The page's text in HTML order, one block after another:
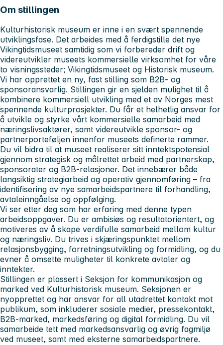
Om stillingen
Kulturhistorisk museum er inne i en svært spennende
utviklingsfase. Det arbeides med å ferdigstille det nye
Vikingtidsmuseet samtidig som vi forbereder drift og
videreutvikler museets kommersielle virksomhet for våre
to visningssteder; Vikingtidsmuseet og Historisk museum.
Vi har opprettet en ny, fast stilling som B2B- og
sponsoransvarlig. Stillingen gir en sjelden mulighet til å
kombinere kommersiell utvikling med et av Norges mest
spennende kulturprosjekter. Du får et helhetlig ansvar for
å utvikle og styrke vårt kommersielle samarbeid med
næringslivsaktører, samt videreutvikle sponsor- og
partnerporteføljen innenfor museets definerte rammer.
Du vil bidra til at museet realiserer sitt inntektspotensial
gjennom strategisk og målrettet arbeid med partnerskap,
sponsorater og B2B-relasjoner. Det innebærer både
langsiktig strategiarbeid og operativ gjennomføring – fra
identifisering av nye samarbeidspartnere til forhandling,
avtaleinngåelse og oppfølging.
Vi ser etter deg som har erfaring med denne typen
arbeidsoppgaver. Du er ambisiøs og resultatorientert, og
motiveres av å skape verdifulle samarbeid mellom kultur
og næringsliv. Du trives i skjæringspunktet mellom
relasjonsbygging, forretningsutvikling og formidling, og du
evner å omsette muligheter til konkrete avtaler og
inntekter.
Stillingen er plassert i Seksjon for kommunikasjon og
marked ved Kulturhistorisk museum. Seksjonen er
nyopprettet og har ansvar for all utadrettet kontakt mot
publikum, som inkluderer sosiale medier, pressekontakt,
B2B-marked, markedsføring og digital formidling. Du vil
samarbeide tett med markedsansvarlig og øvrig fagmiljø
ved museet, samt med eksterne samarbeidspartnere.